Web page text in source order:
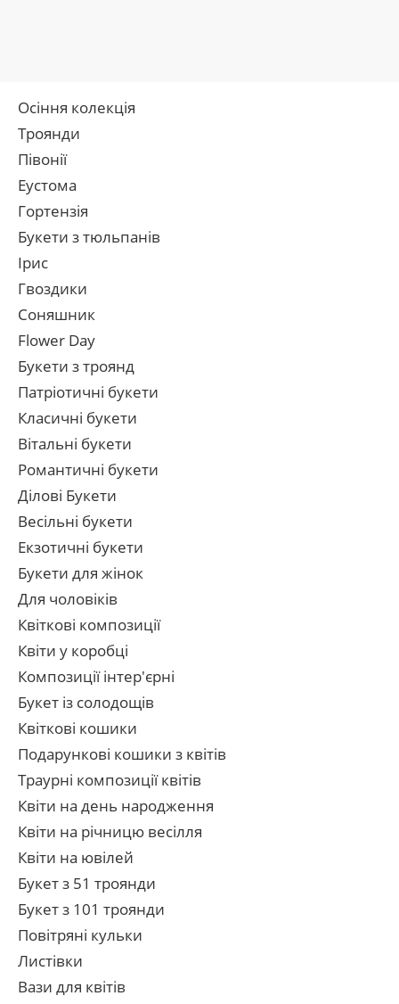
Осіння колекція
Троянди
Півонії
Еустома
Гортензія
Букети з тюльпанів
Ірис
Гвоздики
Соняшник
Flower Day
Букети з троянд
Патріотичні букети
Класичні букети
Вітальні букети
Романтичні букети
Ділові Букети
Весільні букети
Екзотичні букети
Букети для жінок
Для чоловіків
Квіткові композиції
Квіти у коробці
Композиції інтер'єрні
Букет із солодощів
Квіткові кошики
Подарункові кошики з квітів
Траурні композиції квітів
Квіти на день народження
Квіти на річницю весілля
Квіти на ювілей
Букет з 51 троянди
Букет з 101 троянди
Повітряні кульки
Листівки
Вази для квітів